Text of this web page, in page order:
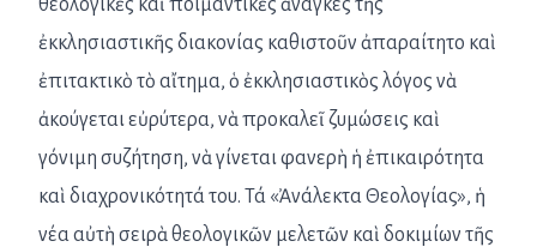
θεολογικὲς καὶ ποιμαντικὲς ἀνάγκες τῆς
ἐκκλησιαστικῆς διακονίας καθιστοῦν ἀπαραίτητο καὶ
ἐπιτακτικὸ τὸ αἴτημα, ὁ ἐκκλησιαστικὸς λόγος νὰ
ἀκούγεται εὐρύτερα, νὰ προκαλεῖ ζυμώσεις καὶ
γόνιμη συζήτηση, νὰ γίνεται φανερὴ ἡ ἐπικαιρότητα
καὶ διαχρονικότητά του. Τά «Ἀνάλεκτα Θεολογίας», ἡ
νέα αὐτὴ σειρὰ θεολογικῶν μελετῶν καὶ δοκιμίων τῆς